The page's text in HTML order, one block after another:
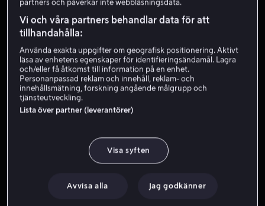
Komedi 1 h 37 min
HD
Hyr 59 kr
Köp 89 kr
Se trailer
Seija glittrar på scenen, men hon låter aldrig någon
Seija glittrar på scenen, men hon låter aldrig någon
låtskrivarläger och blir kär. Men är hon villig att ge upp
partners och påverkar inte webbläsningsdata.
Vi och våra partners behandlar data för att
tillhandahålla:
Använda exakta uppgifter om geografisk positionering. Aktivt
läsa av enhetens egenskaper för identifieringsändamål. Lagra
och/eller få åtkomst till information på en enhet.
Personanpassad reklam och innehåll, reklam- och
innehållsmätning, forskning angående målgrupp och
tjänsteutveckling.
Lista över partner (leverantörer)
Visa syften
Avvisa alla Jag godkänner